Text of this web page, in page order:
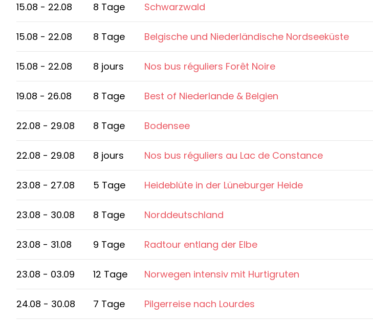
15.08 - 22.08 8 Tage Schwarzwald
15.08 - 22.08 8 Tage Belgische und Niederländische Nordseeküste
15.08 - 22.08 8 jours Nos bus réguliers Forêt Noire
19.08 - 26.08 8 Tage Best of Niederlande & Belgien
22.08 - 29.08 8 Tage Bodensee
22.08 - 29.08 8 jours Nos bus réguliers au Lac de Constance
23.08 - 27.08 5 Tage Heideblüte in der Lüneburger Heide
23.08 - 30.08 8 Tage Norddeutschland
23.08 - 31.08 9 Tage Radtour entlang der Elbe
23.08 - 03.09 12 Tage Norwegen intensiv mit Hurtigruten
24.08 - 30.08 7 Tage Pilgerreise nach Lourdes